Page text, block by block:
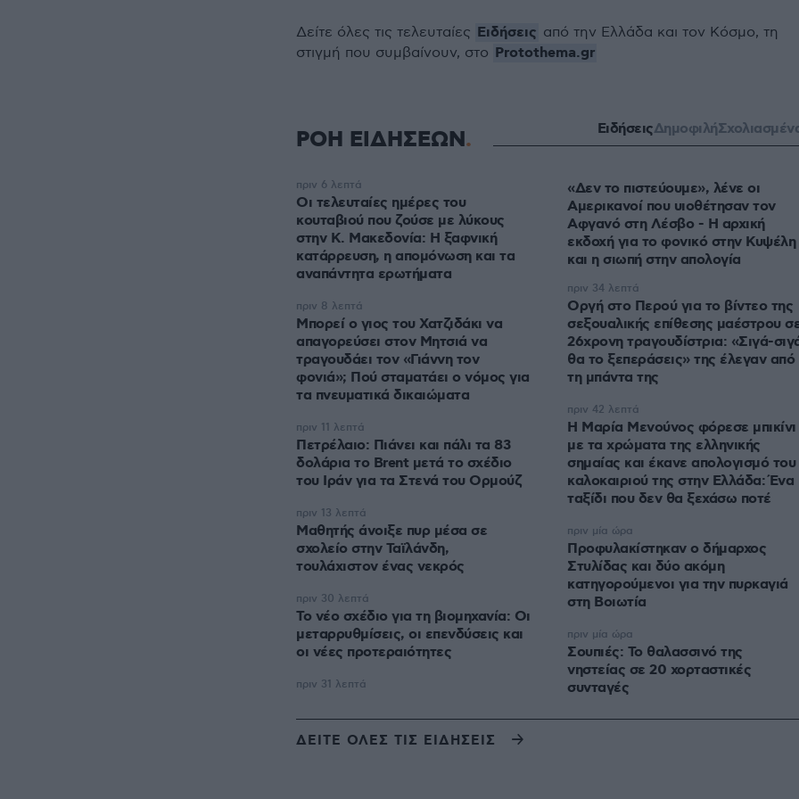
Δείτε όλες τις τελευταίες Ειδήσεις από την Ελλάδα και τον Κόσμο, τη
στιγμή που συμβαίνουν, στο Protothema.gr
ΡΟΗ ΕΙΔΗΣΕΩΝ ΕιδήσειςΔημοφιλή
Οι τελευταίες ημέρες του
κουταβιού που ζούσε με λύκους
στην Κ. Μακεδονία: Η ξαφνική
κατάρρευση, η απομόνωση και τα
αναπάντητα ερωτήματα
πριν 6 λεπτά
Μπορεί ο γιος του Χατζιδάκι να
απαγορεύσει στον Μητσιά να
τραγουδάει τον «Γιάννη τον
φονιά»; Πού σταματάει ο νόμος για
τα πνευματικά δικαιώματα
πριν 8 λεπτά
Πετρέλαιο: Πιάνει και πάλι τα 83
δολάρια το Brent μετά το σχέδιο
του Ιράν για τα Στενά του Ορμούζ
πριν 11 λεπτά
Μαθητής άνοιξε πυρ μέσα σε
σχολείο στην Ταϊλάνδη,
τουλάχιστον ένας νεκρός
πριν 13 λεπτά
Το νέο σχέδιο για τη βιομηχανία: Οι
μεταρρυθμίσεις, οι επενδύσεις και
οι νέες προτεραιότητες
πριν 30 λεπτά
«Δεν το πιστεύουμε», λένε οι
Αμερικανοί που υιοθέτησαν τον
Αφγανό στη Λέσβο - Η αρχική
εκδοχή για το φονικό στην Κυψέλη
και η σιωπή στην απολογία
πριν 31 λεπτά
Οργή στο Περού για το βίντεο της
σεξουαλικής επίθεσης μαέστρου
26χρονη τραγουδίστρια: «Σιγά-
θα το ξεπεράσεις» της έλεγαν από
τη μπάντα της
πριν 34 λεπτά
Η Μαρία Μενούνος φόρεσε μπικίνι
με τα χρώματα της ελληνικής
σημαίας και έκανε απολογισμό του
καλοκαιριού της στην Ελλάδα: Ένα
ταξίδι που δεν θα ξεχάσω ποτέ
πριν 42 λεπτά
Προφυλακίστηκαν ο δήμαρχος
Στυλίδας και δύο ακόμη
κατηγορούμενοι για την πυρκαγιά
στη Βοιωτία
πριν μία ώρα
Σουπιές: Το θαλασσινό της
νηστείας σε 20 χορταστικές
συνταγές
πριν μία ώρα
ΔΕΙΤΕ ΟΛΕΣ ΤΙΣ ΕΙΔΗΣΕΙΣ